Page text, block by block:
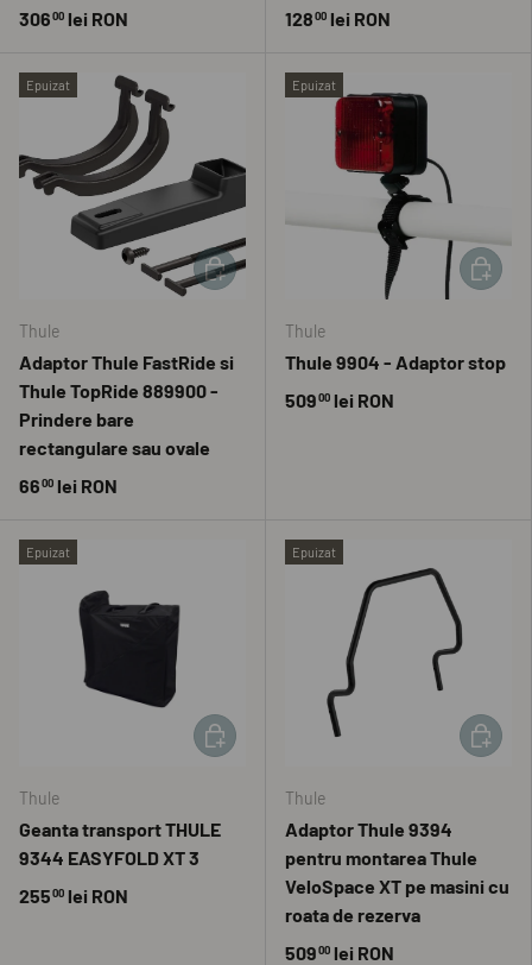
30600 lei RON
12800 lei RON
Epuizat
Thule
Adaptor Thule FastRide si
Thule TopRide 889900 -
Prindere bare
rectangulare sau ovale
6600 lei RON
ADAUGĂ ÎN COȘ
Epuizat
Thule
Thule 9904 - Adaptor stop
50900 lei RON
Epuizat
Thule
Geanta transport THULE
9344 EASYFOLD XT 3
25500 lei RON
ADAUGĂ ÎN COȘ
Epuizat
Thule
Adaptor Thule 9394
pentru montarea Thule
VeloSpace XT pe masini cu
roata de rezerva
50900 lei RON